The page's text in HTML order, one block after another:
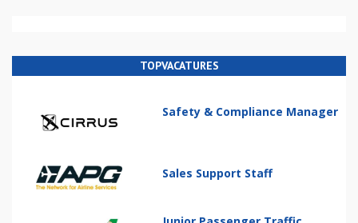
TOPVACATURES
Safety & Compliance Manager
Sales Support Staff